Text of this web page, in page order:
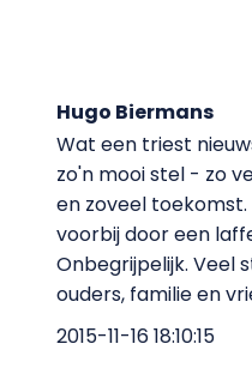
Hugo Biermans
Wat een triest
zo'n mooi stel - zo
en zoveel toekomst.
voorbij door een
Onbegrijpelijk. Veel
ouders, familie en
2015-11-16 18:10:15